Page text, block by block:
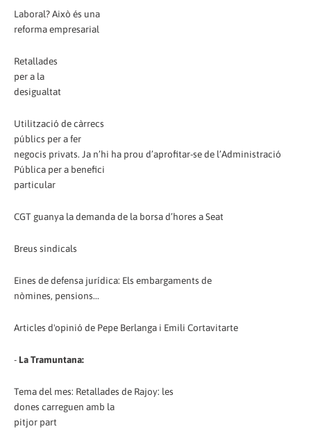
Laboral? Això és una
reforma empresarial
Retallades
per a la
desigualtat
Utilització de càrrecs
públics per a fer
negocis privats. Ja n’hi ha prou d’aprofitar-se de l’Administració
Pública per a benefici
particular
CGT guanya la demanda de la borsa d’hores a Seat
Breus sindicals
Eines de defensa jurídica: Els embargaments de
nòmines, pensions...
Articles d'opinió de Pepe Berlanga i Emili Cortavitarte
- La Tramuntana:
Tema del mes: Retallades de Rajoy: les
dones carreguen amb la
pitjor part